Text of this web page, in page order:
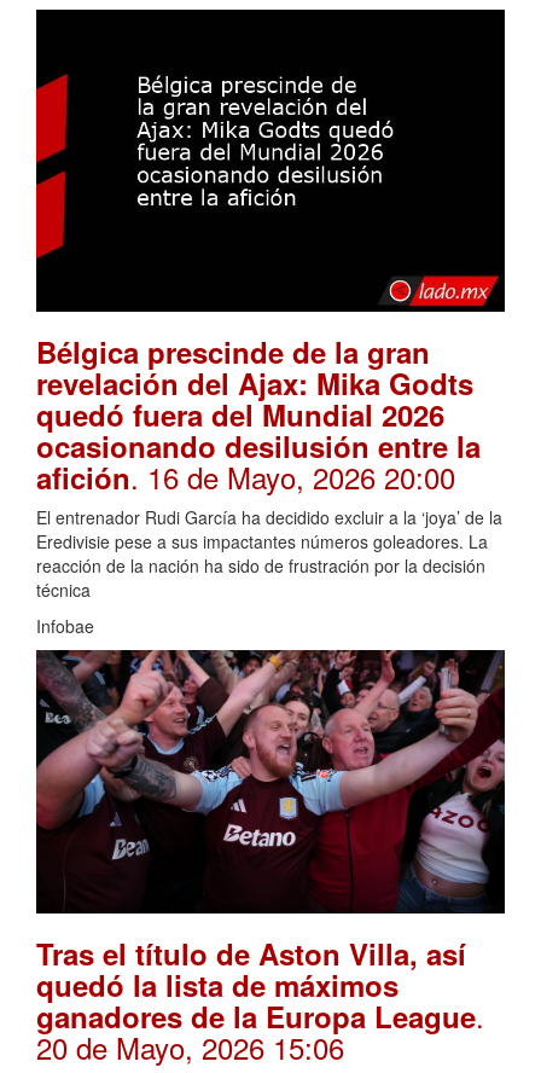
Bélgica prescinde de la gran
revelación del Ajax: Mika Godts
quedó fuera del Mundial 2026
ocasionando desilusión entre la
afición. 16 de Mayo, 2026 20:00
El entrenador Rudi García ha decidido excluir a la ‘joya’ de la
Eredivisie pese a sus impactantes números goleadores. La
reacción de la nación ha sido de frustración por la decisión
técnica
Infobae
Tras el título de Aston Villa, así
quedó la lista de máximos
ganadores de la Europa League.
20 de Mayo, 2026 15:06